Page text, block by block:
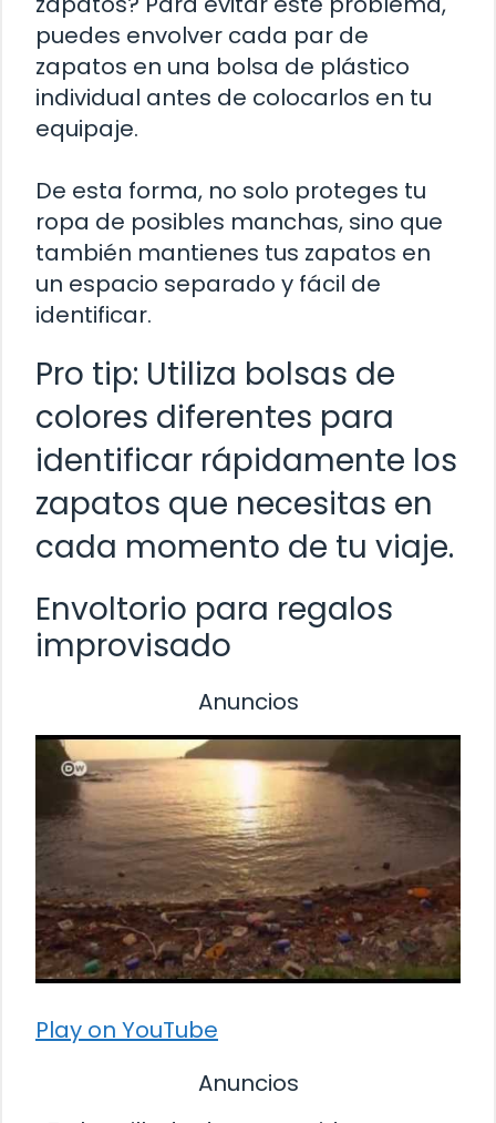
puedes envolver cada par de
zapatos en una bolsa de plástico
individual antes de colocarlos en tu
equipaje.
De esta forma, no solo proteges tu
ropa de posibles manchas, sino que
también mantienes tus zapatos en
un espacio separado y fácil de
identificar.
Pro tip: Utiliza bolsas de
colores diferentes para
identificar rápidamente los
zapatos que necesitas en
cada momento de tu viaje.
Envoltorio para regalos
improvisado
Anuncios
Play on YouTube
Anuncios